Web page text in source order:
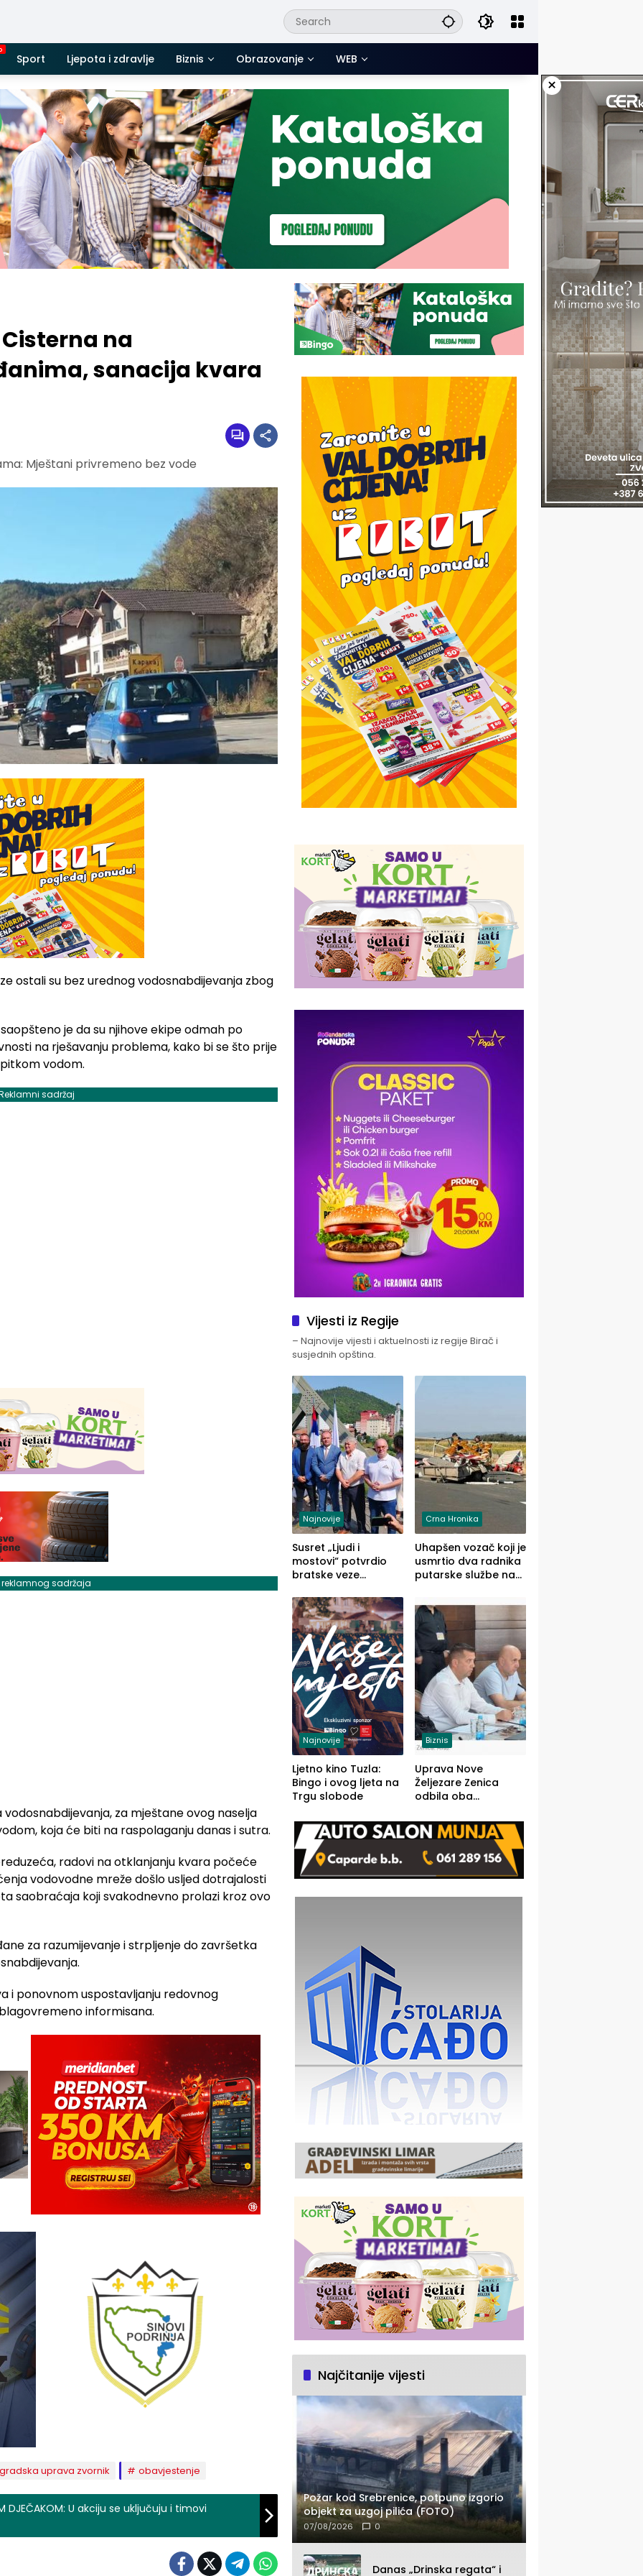
Sport Ljepota i zdravlje Biznis Obrazovanje WEB
×
na
sanacija kvara
Mještani privremeno bez vode
ostali su bez urednog vodosnabdijevanja zbog
je da su njihove ekipe odmah po
na rješavanju problema, kako bi se što prije
vodom.
sadržaj
reklamnog sadržaja
za mještane ovog naselja
koja će biti na raspolaganju danas i sutra.
radovi na otklanjanju kvara počeće
vodovodne mreže došlo usljed dotrajalosti
saobraćaja koji svakodnevno prolazi kroz ovo
za razumijevanje i strpljenje do završetka
i ponovnom uspostavljanju redovnog
informisana.
gradska uprava zvornik obavjestenje
DJEČAKOM: U akciju se uključuju i timovi
Vijesti iz Regije
– Najnovije vijesti i aktuelnosti iz regije Birač i
susjednih opština.
Najnovije
Susret „Ljudi i
mostovi“ potvrdio
bratske veze
Zvornika
Crna Hronika
Uhapšen vozač koji je
usmrtio dva radnika
putarske službe na
prema Šapcu
(FOTO)
Najnovije
Ljetno kino Tuzla:
Bingo i ovog ljeta na
Trgu slobode
Biznis
Uprava Nove
Željezare Zenica
odbila oba
FBiH: Ustrajni da je
stečaj jedino rješenje
Najčitanije vijesti
Požar kod Srebrenice, potpuno izgorio
objekt za uzgoj pilića (FOTO)
07/08/2026 0
Danas „Drinska regata“ i